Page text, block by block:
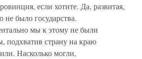
если хотите. Да, развитая,
не было государства.
мы к этому не были
подхватив страну на краю
Насколько могли,